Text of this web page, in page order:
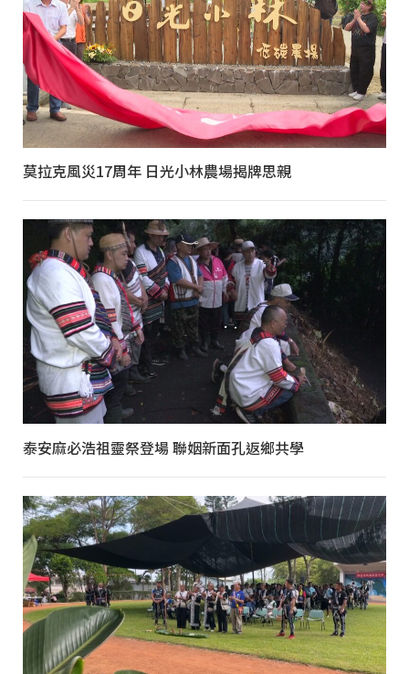
莫拉克風災17周年 日光小林農場揭牌思親
泰安麻必浩祖靈祭登場 聯姻新面孔返鄉共學